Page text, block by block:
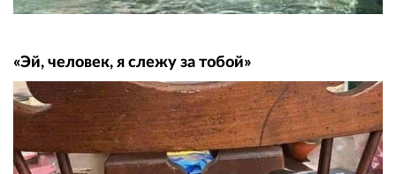
«Эй, человек, я слежу за тобой»